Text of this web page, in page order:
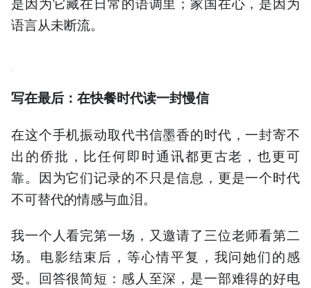
语言从未断流。
写在最后：在快餐时代读一封慢信
在这个手机振动取代书信墨香的时代，一封寄不
出的侨批，比任何即时通讯都更古老，也更可
靠。因为它们记录的不只是信息，更是一个时代
不可替代的情感与血泪。
我一个人看完第一场，又邀请了三位老师看第二
场。电影结束后，等心情平复，我问她们的感
受。回答很简短：感人至深，是一部难得的好电